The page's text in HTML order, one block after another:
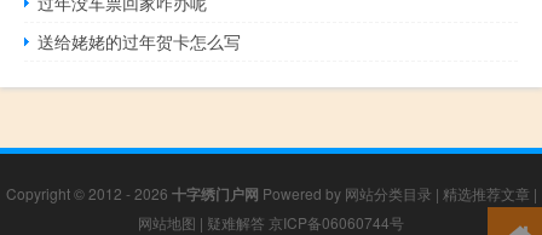
送给姥姥的过年贺卡怎么写
Copyright © 2012 - 2026 十字绣门户网 Powered by 网站分类目录 | 精选推荐文章 |
网站地图 | 疑难解答 京ICP备06060744号